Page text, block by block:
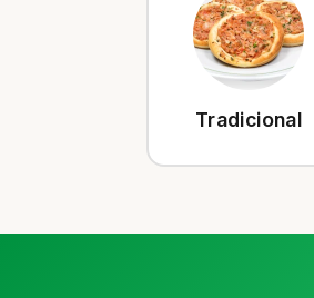
Tradicional